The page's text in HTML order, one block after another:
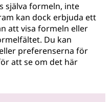
själva formeln, inte
kan dock erbjuda ett
att visa formeln eller
Du kan
preferenserna för
att se om det här